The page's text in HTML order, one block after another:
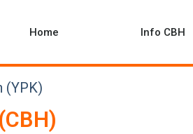
Home Info CBH
(YPK)